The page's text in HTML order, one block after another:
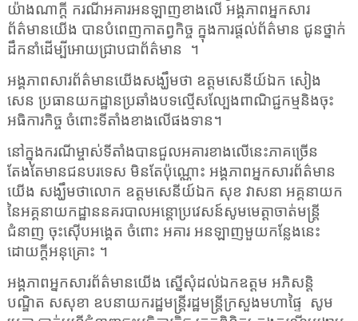
យ៉ាងណាក្តី ករណីអគារអនឡាញខាងលើ អង្គភាពអ្នកសារ
ព័ត៌មានយើង បានបំពេញកាតព្វកិច្ច ក្នុងការផ្តល់ព័ត៌មាន ជូនថ្នាក់
ដឹកនាំដើម្បីអោយជ្រាបជាព័ត៌មាន
។
អង្គភាពសារព័ត៌មានយើងសង្ឃឹមថា ឧត្តមសេនីយ៍ឯក សៀង
សេន ប្រធានយកដ្ឋានប្រឆាំងបទល្មើសល្បែងពាណិជ្ជកម្មនិងចុះ
អធិការកិច្ច ចំពោះទីតាំងខាងលើផងទាន។
នៅក្នុងករណីម្ចាស់ទីតាំងបានជួលអគារខាងលើនេះភាគច្រើន
តែងតែមានជនបរទេស មិនតែប៉ុណ្ណោះ អង្គភាពអ្នកសារព័ត៌មាន
យើង សង្ឃឹមថាលោក ឧត្តមសេនីយ៍ឯក សុខ វាសនា អគ្គនាយក
នៃអគ្គនាយកដ្ឋាននគរបាលអន្តោប្រវេសន៍សូមមេត្តាចាត់មន្ត្រី
ជំនាញ ចុះស៊ើបអង្គេត ចំពោះ អគារ អនឡាញមួយកន្លែងនេះ
ដោយក្តីអនុគ្រោះ ។
អង្គភាពអ្នកសារព័ត៌មានយើង ស្នើសុំដល់ឯកឧត្តម អភិសន្តិ
បណ្ឌិត សសុខា ឧបនាយករដ្ឋមន្ត្រីរដ្ឋមន្ត្រីក្រសួងមហាផ្ទៃ
សូម